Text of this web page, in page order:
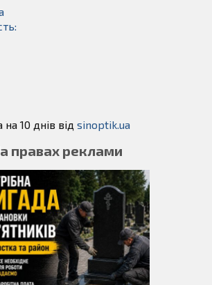
10 днів від sinoptik.ua
правах реклами